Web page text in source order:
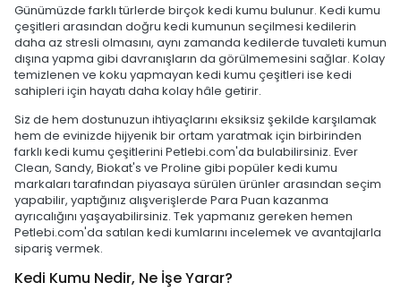
Günümüzde farklı türlerde birçok kedi kumu bulunur. Kedi kumu
çeşitleri arasından doğru kedi kumunun seçilmesi kedilerin
daha az stresli olmasını, aynı zamanda kedilerde tuvaleti kumun
dışına yapma gibi davranışların da görülmemesini sağlar. Kolay
temizlenen ve koku yapmayan kedi kumu çeşitleri ise kedi
sahipleri için hayatı daha kolay hâle getirir.
Siz de hem dostunuzun ihtiyaçlarını eksiksiz şekilde karşılamak
hem de evinizde hijyenik bir ortam yaratmak için birbirinden
farklı kedi kumu çeşitlerini Petlebi.com'da bulabilirsiniz. Ever
Clean, Sandy, Biokat's ve Proline gibi popüler kedi kumu
markaları tarafından piyasaya sürülen ürünler arasından seçim
yapabilir, yaptığınız alışverişlerde Para Puan kazanma
ayrıcalığını yaşayabilirsiniz. Tek yapmanız gereken hemen
Petlebi.com'da satılan kedi kumlarını incelemek ve avantajlarla
sipariş vermek.
Kedi Kumu Nedir, Ne İşe Yarar?